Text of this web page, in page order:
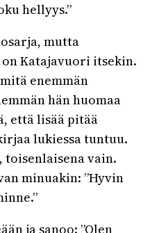
hellyys.”
mutta
Katajavuori itsekin.
enemmän
hän huomaa
että lisää pitää
lukiessa tuntuu.
toisenlaisena vain.
minuakin: ”Hyvin
ja sanoo: ”Olen